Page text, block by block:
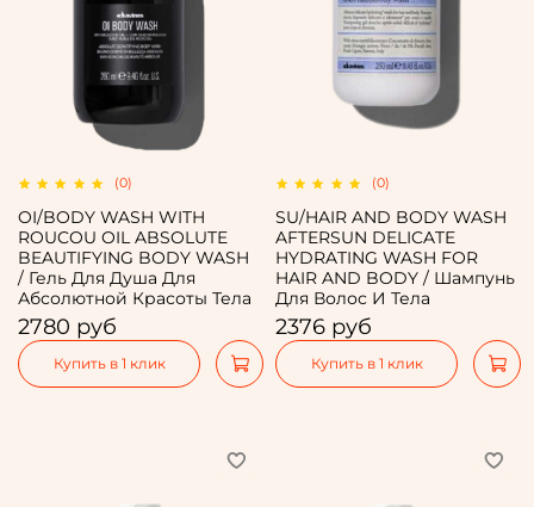
(0)
OI/BODY WASH WITH
ROUCOU OIL ABSOLUTE
BEAUTIFYING BODY WASH
/ Гель Для Душа Для
Абсолютной Красоты Тела
2780 руб
Купить в 1 клик
(0)
SU/HAIR AND BODY WASH
AFTERSUN DELICATE
HYDRATING WASH FOR
HAIR AND BODY / Шампунь
Для Волос И Тела
2376 руб
Купить в 1 клик